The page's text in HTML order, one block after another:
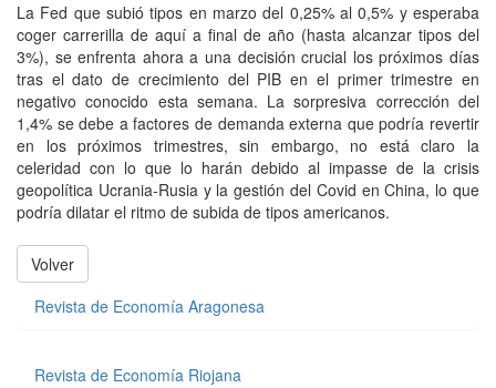
La Fed que subió tipos en marzo del 0,25% al 0,5% y esperaba
coger carrerilla de aquí a final de año (hasta alcanzar tipos del
3%), se enfrenta ahora a una decisión crucial los próximos días
tras el dato de crecimiento del PIB en el primer trimestre en
negativo conocido esta semana. La sorpresiva corrección del
1,4% se debe a factores de demanda externa que podría revertir
en los próximos trimestres, sin embargo, no está claro la
celeridad con lo que lo harán debido al impasse de la crisis
geopolítica Ucrania-Rusia y la gestión del Covid en China, lo que
podría dilatar el ritmo de subida de tipos americanos.
Volver
Revista de Economía Aragonesa
Revista de Economía Riojana